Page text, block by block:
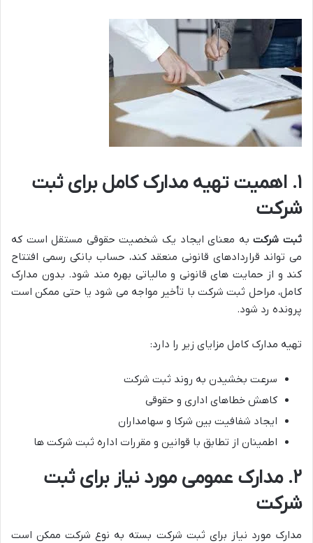
۱. اهمیت تهیه مدارک کامل برای ثبت
شرکت
ثبت شرکتبه معنای ایجاد یک شخصیت حقوقی مستقل است که
می تواند قراردادهای قانونی منعقد کند، حساب بانکی رسمی افتتاح
کند و از حمایت های قانونی و مالیاتی بهره مند شود. بدون مدارک
کامل، مراحل ثبت شرکت با تأخیر مواجه می شود یا حتی ممکن است
پرونده رد شود.
تهیه مدارک کامل مزایای زیر را دارد:
سرعت بخشیدن به روند ثبت شرکت
کاهش خطاهای اداری و حقوقی
ایجاد شفافیت بین شرکا و سهامداران
اطمینان از تطابق با قوانین و مقررات اداره ثبت شرکت ها
۲. مدارک عمومی مورد نیاز برای ثبت
شرکت
مدارک مورد نیاز برای ثبت شرکت بسته به نوع شرکت ممکن است